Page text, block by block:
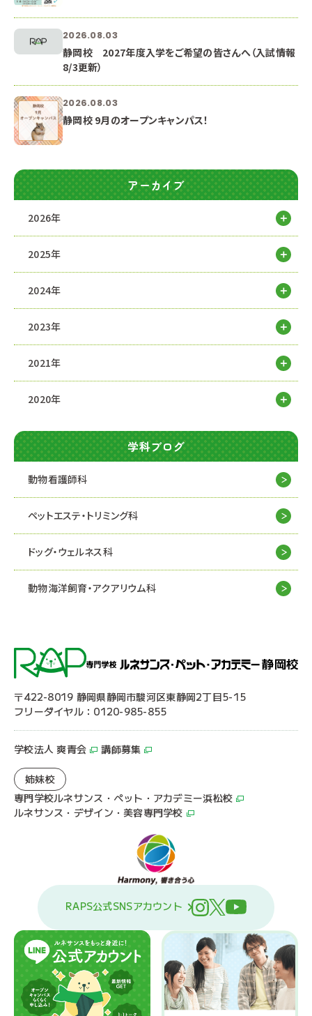
2026.08.03
静岡校 2027年度入学をご希望の皆さんへ（入試情報
8/3更新）
2026.08.03
静岡校 9月のオープンキャンパス！
アーカイブ
2026年
2025年
2024年
2023年
2021年
2020年
学科ブログ
動物看護師科
ペットエステ・トリミング科
ドッグ・ウェルネス科
動物海洋飼育・アクアリウム科
〒422-8019 静岡県静岡市駿河区東静岡2丁目5-15
フリーダイヤル：0120-985-855
学校法人 爽青会 講師募集
姉妹校
専門学校ルネサンス・ペット・アカデミー浜松校
ルネサンス・デザイン・美容専門学校
RAPS公式SNSアカウント